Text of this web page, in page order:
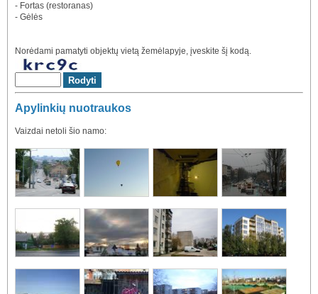
- Fortas (restoranas)
- Gėlės
Norėdami pamatyti objektų vietą žemėlapyje, įveskite šį kodą.
Apylinkių nuotraukos
Vaizdai netoli šio namo: